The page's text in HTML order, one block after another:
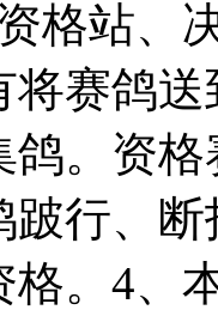
格站、
将赛鸽
鸽。资
跛行、
格。4、